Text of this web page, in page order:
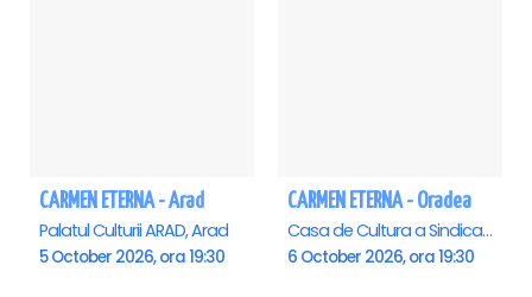
CARMEN ETERNA - Arad
Palatul Culturii ARAD, Arad
5 October 2026, ora 19:30
CARMEN ETERNA - Oradea
Casa de Cultura a Sindicatelor , Oradea
6 October 2026, ora 19:30